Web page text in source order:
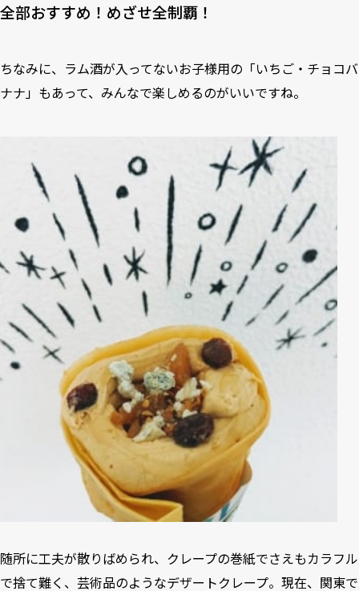
全部おすすめ！めざせ全制覇！
ちなみに、ラム酒が入ってないお子様用の「いちご・チョコバ
ナナ」もあって、みんなで楽しめるのがいいですね。
随所に工夫が散りばめられ、クレープの巻紙でさえもカラフル
で捨て難く、芸術品のようなデザートクレープ。現在、関東で